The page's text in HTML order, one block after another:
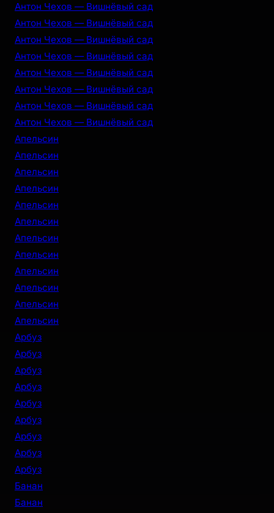
Антон Чехов — Вишнёвый сад
Антон Чехов — Вишнёвый сад
Антон Чехов — Вишнёвый сад
Антон Чехов — Вишнёвый сад
Антон Чехов — Вишнёвый сад
Антон Чехов — Вишнёвый сад
Антон Чехов — Вишнёвый сад
Антон Чехов — Вишнёвый сад
Апельсин
Апельсин
Апельсин
Апельсин
Апельсин
Апельсин
Апельсин
Апельсин
Апельсин
Апельсин
Апельсин
Апельсин
Арбуз
Арбуз
Арбуз
Арбуз
Арбуз
Арбуз
Арбуз
Арбуз
Арбуз
Банан
Банан